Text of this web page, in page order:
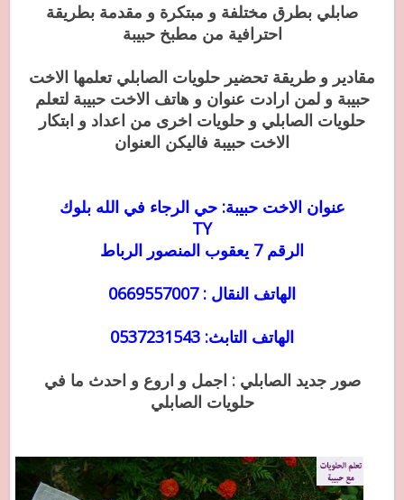
صابلي بطرق مختلفة و مبتكرة و مقدمة بطريقة
احترافية من مطبخ حبيبة
مقادير و طريقة تحضير حلويات الصابلي تعلمها الاخت
حبيبة و لمن ارادت عنوان و هاتف الاخت حبيبة لتعلم
حلويات الصابلي و حلويات اخرى من اعداد و ابتكار
الاخت حبيبة فاليكن العنوان
عنوان الاخت حبيبة: حي الرجاء في الله بلوك
TY
الرقم 7 يعقوب المنصور الرباط
الهاتف النقال : 0669557007
الهاتف التابث: 0537231543
صور جديد الصابلي : اجمل و اروع و احدث ما في
حلويات الصابلي